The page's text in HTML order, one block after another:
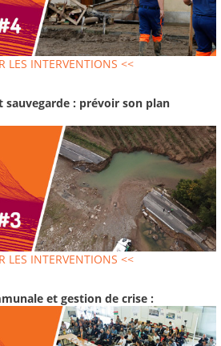
LES INTERVENTIONS <<
sauvegarde : prévoir son plan
LES INTERVENTIONS <<
et gestion de crise :